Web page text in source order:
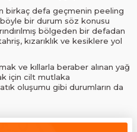
birkaç defa geçmenin peeling
böyle bir durum söz konusu
bölgeden bir defadan
kızarıklık ve kesiklere yol
ve kıllarla beraber alınan yağ
için cilt mutlaka
oluşumu gibi durumların da